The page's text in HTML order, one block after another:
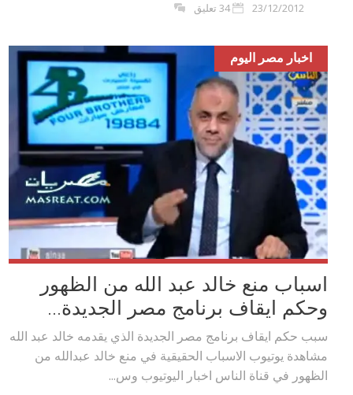
23/12/2012 34 تعليق
اخبار مصر اليوم
اسباب منع خالد عبد الله من الظهور
وحكم ايقاف برنامج مصر الجديدة...
سبب حكم ايقاف برنامج مصر الجديدة الذي يقدمه خالد عبد الله
مشاهدة يوتيوب الاسباب الحقيقية في منع خالد عبدالله من
الظهور في قناة الناس اخبار اليوتيوب وس...